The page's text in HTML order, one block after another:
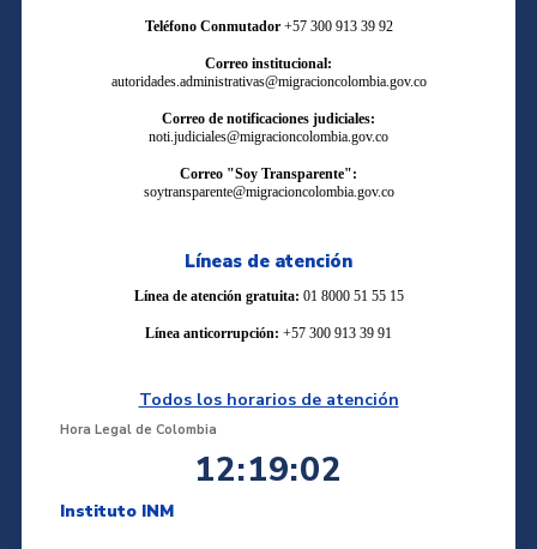
Teléfono Conmutador +57 300 913 39 92
Correo institucional:
autoridades.administrativas@migracioncolombia.gov.co
Correo de notificaciones judiciales:
noti.judiciales@migracioncolombia.gov.co
Correo "Soy Transparente":
soytransparente@migracioncolombia.gov.co
Líneas de atención
Línea de atención gratuita: 01 8000 51 55 15
Línea anticorrupción: +57 300 913 39 91
Todos los horarios de atención
Hora Legal de Colombia
12:19:03
Instituto INM